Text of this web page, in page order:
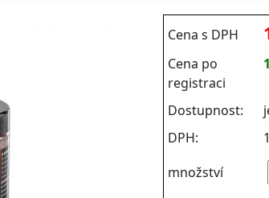
Cena s DPH
Cena po
registraci
Dostupnost:
DPH:
množství